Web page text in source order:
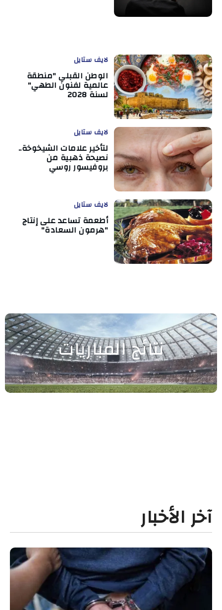
لايف ستايل
الوطن القبلي "منطقة
عالمية لفنون الطهي"
لسنة 2028
لايف ستايل
لتأخير علامات الشيخوخة..
نصيحة ذهبية من
بروفيسور روسي
لايف ستايل
أطعمة تساعد على إنتاج
"هرمون السعادة"
نتائج المباريات
آخر الأخبار